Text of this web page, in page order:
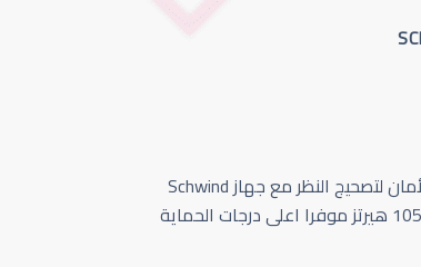
أحدث وأسرع تقنية بأعلى درجات الأمان لتصحيج النظر مع جهاز Schwind
Amaris 1050 الذي يعمل بتردد 1050 هيرتز موفرا اعلى درجات الحماية